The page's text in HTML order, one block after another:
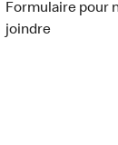
Formulaire pour
joindre